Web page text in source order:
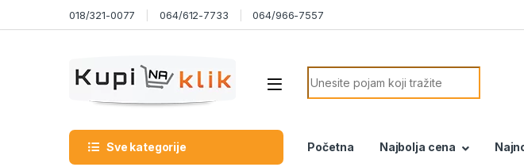
Skip to navigation018/321-0077 064/612-7733 064/966-7557
Search for:
Sve kategorije Početna Najbolja cena